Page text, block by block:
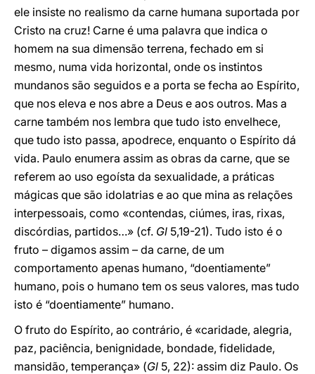
ele insiste no realismo da carne humana suportada por
Cristo na cruz! Carne é uma palavra que indica o
homem na sua dimensão terrena, fechado em si
mesmo, numa vida horizontal, onde os instintos
mundanos são seguidos e a porta se fecha ao Espírito,
que nos eleva e nos abre a Deus e aos outros. Mas a
carne também nos lembra que tudo isto envelhece,
que tudo isto passa, apodrece, enquanto o Espírito dá
vida. Paulo enumera assim as obras da carne, que se
referem ao uso egoísta da sexualidade, a práticas
mágicas que são idolatrias e ao que mina as relações
interpessoais, como «contendas, ciúmes, iras, rixas,
discórdias, partidos…» (cf. Gl 5,19-21). Tudo isto é o
fruto – digamos assim – da carne, de um
comportamento apenas humano, “doentiamente”
humano, pois o humano tem os seus valores, mas tudo
isto é “doentiamente” humano.
O fruto do Espírito, ao contrário, é «caridade, alegria,
paz, paciência, benignidade, bondade, fidelidade,
mansidão, temperança» (Gl 5, 22): assim diz Paulo. Os